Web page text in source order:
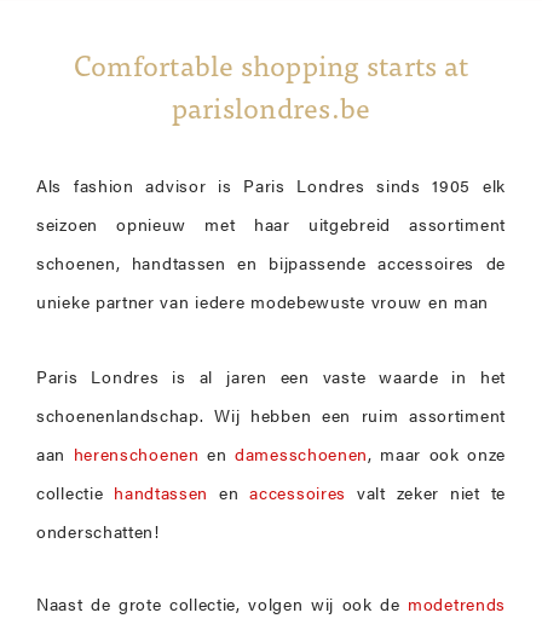
Comfortable shopping starts at
parislondres.be
Als fashion advisor is Paris Londres sinds 1905 elk
seizoen opnieuw met haar uitgebreid assortiment
schoenen, handtassen en bijpassende accessoires de
unieke partner van iedere modebewuste vrouw en man
Paris Londres is al jaren een vaste waarde in het
schoenenlandschap. Wij hebben een ruim assortiment
aan herenschoenen endamesschoenen, maar ook onze
collectie handtassen enaccessoires valt zeker niet te
onderschatten!
Naast de grote collectie, volgen wij ook de modetrends